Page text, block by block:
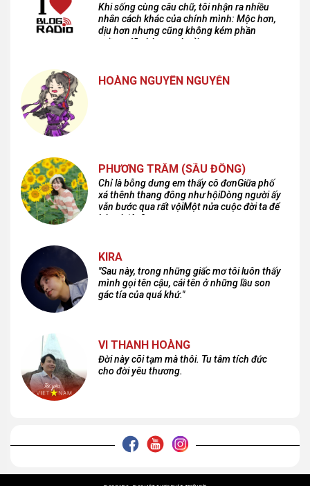
Khi sống cùng câu chữ, tôi nhận ra nhiều
nhân cách khác của chính mình: Mộc hơn,
dịu hơn nhưng cũng không kém phần
cuồng dã và hoang hoải...
HOÀNG NGUYÊN NGUYỄN
PHƯƠNG TRÂM (SẦU ĐÔNG)
Chỉ là bỗng dưng em thấy cô đơnGiữa phố
xá thênh thang đông như hộiDòng người ấy
vẫn bước qua rất vộiMột nửa cuộc đời ta để
lại nơi đâu?
KIRA
"Sau này, trong những giấc mơ tôi luôn thấy
mình gọi tên cậu, cái tên ở những lầu son
gác tía của quá khứ."
VI THANH HOÀNG
Đời này cõi tạm mà thôi. Tu tâm tích đức
cho đời yêu thương.